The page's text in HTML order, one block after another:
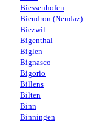
Biessenhofen
Bieudron (Nendaz)
Biezwil
Bigenthal
Biglen
Bignasco
Bigorio
Billens
Bilten
Binn
Binningen